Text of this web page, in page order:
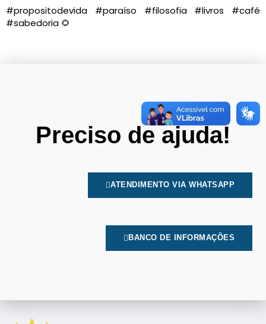
#propositodevida #paraíso #filosofia #livros #café
#sabedoria 🌻
Preciso de ajuda!
ATENDIMENTO VIA WHATSAPP
BANCO DE INFORMAÇÕES